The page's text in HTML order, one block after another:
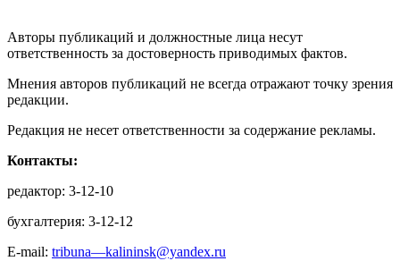
Авторы публикаций и должностные лица несут
ответственность за достоверность приводимых фактов.
Мнения авторов публикаций не всегда отражают точку зрения
редакции.
Редакция не несет ответственности за содержание рекламы.
Контакты:
редактор: 3-12-10
бухгалтерия: 3-12-12
E-mail: tribuna—kalininsk@yandex.ru